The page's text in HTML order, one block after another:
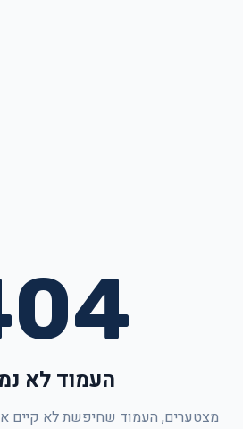
העמוד לא
מצטערים, העמוד שחיפשת לא קיים